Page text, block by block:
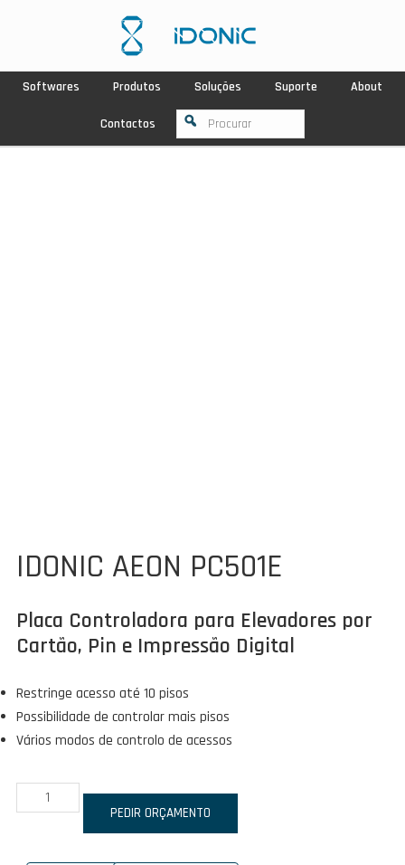
Softwares Produtos Soluções Suporte About
Contactos
IDONIC AEON PC501E
Placa Controladora para Elevadores por
Cartão, Pin e Impressão Digital
Restringe acesso até 10 pisos
Possibilidade de controlar mais pisos
Vários modos de controlo de acessos
Quantidade
de
AEON
PEDIR ORÇAMENTO